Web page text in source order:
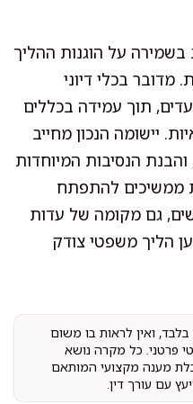
על הוגנות ההליך
בכלי דיוני
תוך עמידה בכללים
יישומה הנכון מחייב
והבנת הנסיבות המיוחדות
ממשיכים להתפתח
גם מקומה של עדות
הליך משפטי צודק
ואין לראות בו משום
פרטני. כל מקרה נושא
מענה מקצועי המותאם
עם עורך דין.